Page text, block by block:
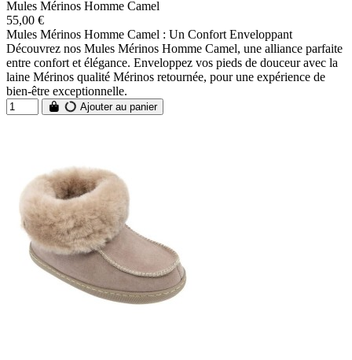
Mules Mérinos Homme Camel
55,00 €
Mules Mérinos Homme Camel : Un Confort Enveloppant
Découvrez nos Mules Mérinos Homme Camel, une alliance parfaite
entre confort et élégance. Enveloppez vos pieds de douceur avec la
laine Mérinos qualité Mérinos retournée, pour une expérience de
bien-être exceptionnelle.
Ajouter au panier